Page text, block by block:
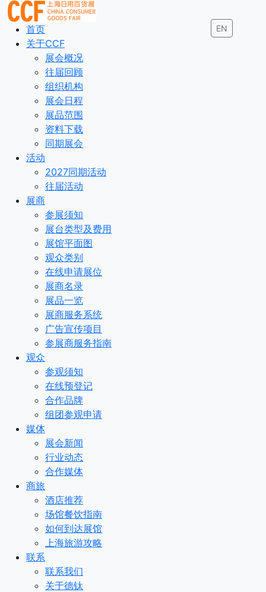
EN
首页
关于CCF
展会概况
往届回顾
组织机构
展会日程
展品范围
资料下载
同期展会
活动
2027同期活动
往届活动
展商
参展须知
展台类型及费用
展馆平面图
观众类别
在线申请展位
展商名录
展品一览
展商服务系统
广告宣传项目
参展商服务指南
观众
参观须知
在线预登记
合作品牌
组团参观申请
媒体
展会新闻
行业动态
合作媒体
商旅
酒店推荐
场馆餐饮指南
如何到达展馆
上海旅游攻略
联系
联系我们
关于德钛